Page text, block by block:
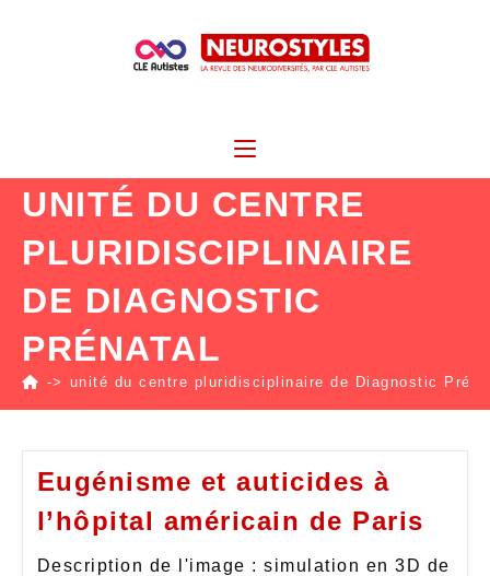
UNITÉ DU CENTRE
PLURIDISCIPLINAIRE
DE DIAGNOSTIC
PRÉNATAL
-> unité du centre pluridisciplinaire de Diagnostic
Eugénisme et auticides à
l’hôpital américain de Paris
Description de l'image : simulation en 3D de